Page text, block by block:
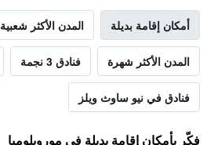
أمكان إقامة بديلة المدن الأكثر شعبية
المدن الأكثر شهرة فنادق 3 نجمة
فنادق في نيو ساوث ويلز
فكّر بأمكان إقامة بديلة في مورويلومبا